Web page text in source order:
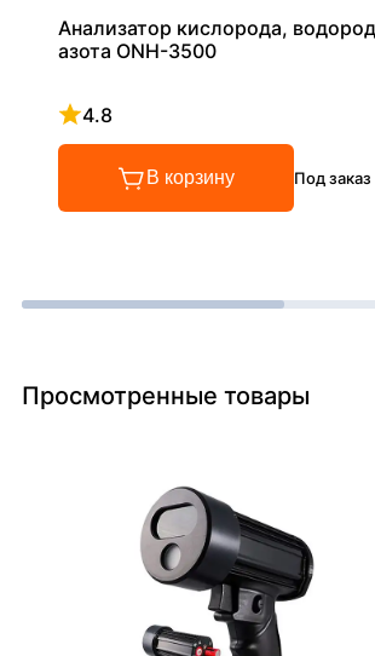
Анализатор кислорода,
азота ONH-3500
4.8
Рейтинг 4.8 из 5
В корзину Под заказ
Просмотренные товары